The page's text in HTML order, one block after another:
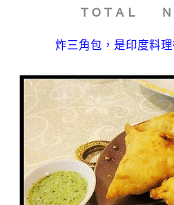
ＴＯＴＡＬ Ｎ
炸三角包，是印度料